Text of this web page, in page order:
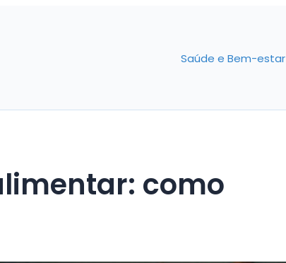
Saúde e Bem-estar
como